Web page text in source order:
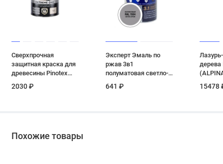
Сверхпрочная
защитная краска для
древесины Pinotex
полуматовая 0,9 л
2030 ₽
Эксперт Эмаль по
ржав 3в1
полуматовая светло-
641 ₽
дерева
15478
Похожие товары